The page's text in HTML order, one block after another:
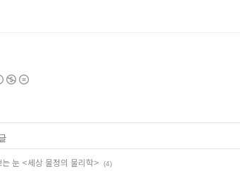
눈 <세상 물정의 물리학> (4)